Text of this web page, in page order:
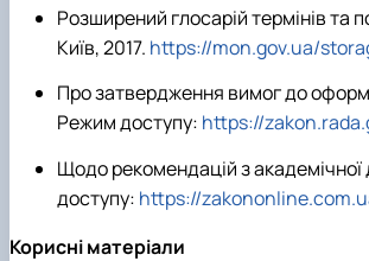
Розширений глосарій термінів та
Київ, 2017. https://mon.gov.ua/
Про затвердження вимог до
Режим доступу: https://
Щодо рекомендацій з
доступу: https://
Корисні матеріали